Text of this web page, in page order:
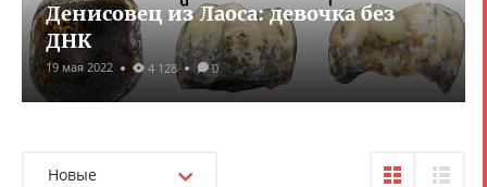
Денисовец из Лаоса: девочка без
ДНК
19 мая 2022 4 128 0
Новые